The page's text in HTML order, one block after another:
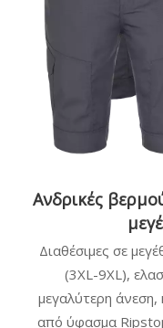
Ανδρικές
Διαθέσιμες σε
(3XL-9XL),
μεγαλύτερη άνεση,
από ύφασμα